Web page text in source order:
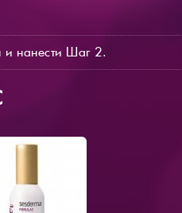
и нанести Шаг 2.